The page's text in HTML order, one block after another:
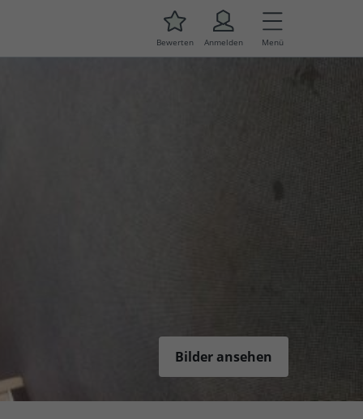
Bewerten Anmelden Menü
Bilder ansehen